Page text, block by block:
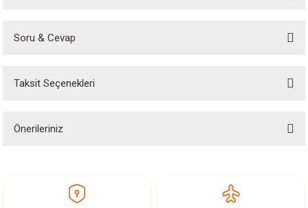
Soru & Cevap
Ürün hakkında henüz soru sorulmamış.
Taksit Seçenekleri
Önerileriniz
Görüş ve önerileriniz için teşekkür ederiz.